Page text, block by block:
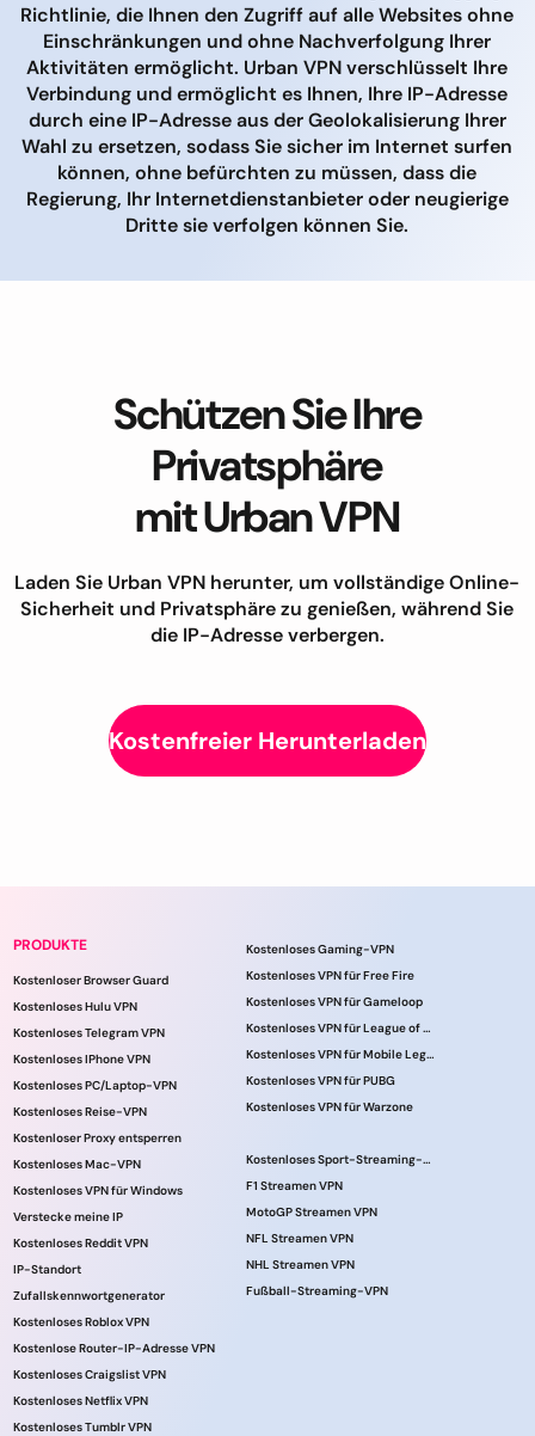
Richtlinie, die Ihnen den Zugriff auf alle Websites ohne
Einschränkungen und ohne Nachverfolgung Ihrer
Aktivitäten ermöglicht. Urban VPN verschlüsselt Ihre
Verbindung und ermöglicht es Ihnen, Ihre IP-Adresse
durch eine IP-Adresse aus der Geolokalisierung Ihrer
Wahl zu ersetzen, sodass Sie sicher im Internet surfen
können, ohne befürchten zu müssen, dass die
Regierung, Ihr Internetdienstanbieter oder neugierige
Dritte sie verfolgen können Sie.
Schützen Sie Ihre
Privatsphäre
mit Urban VPN
Laden Sie Urban VPN herunter, um vollständige Online-
Sicherheit und Privatsphäre zu genießen, während Sie
die IP-Adresse verbergen.
Kostenfreier Herunterladen
PRODUKTE
Kostenloser Browser Guard
Kostenloses Hulu VPN
Kostenloses Telegram VPN
Kostenloses IPhone VPN
Kostenloses PC/Laptop-VPN
Kostenloses Reise-VPN
Kostenloser Proxy entsperren
Kostenloses Mac-VPN
Kostenloses VPN für Windows
Verstecke meine IP
Kostenloses Reddit VPN
IP-Standort
Zufallskennwortgenerator
Kostenloses Roblox VPN
Kostenlose Router-IP-Adresse VPN
Kostenloses Craigslist VPN
Kostenloses Netflix VPN
Kostenloses Tumblr VPN
Kostenloses Gaming-VPN
Kostenloses VPN für Free Fire
Kostenloses VPN für Gameloop
Kostenloses VPN für League of Legends
Kostenloses VPN für Mobile Legends
Kostenloses VPN für PUBG
Kostenloses VPN für Warzone
Kostenloses Sport-Streaming-VPN
F1 Streamen VPN
MotoGP Streamen VPN
NFL Streamen VPN
NHL Streamen VPN
Fußball-Streaming-VPN